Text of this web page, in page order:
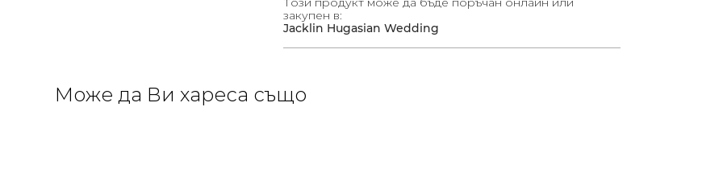
закупен в:
Jacklin Hugasian Wedding
Може да Ви хареса също